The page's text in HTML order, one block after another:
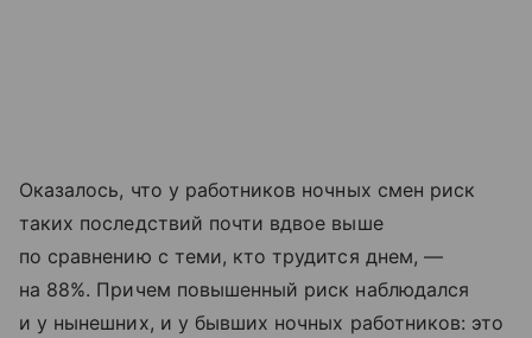
Оказалось, что у работников ночных смен риск
таких последствий почти вдвое выше
по сравнению с теми, кто трудится днем, —
на 88%. Причем повышенный риск наблюдался
и у нынешних, и у бывших ночных работников: это